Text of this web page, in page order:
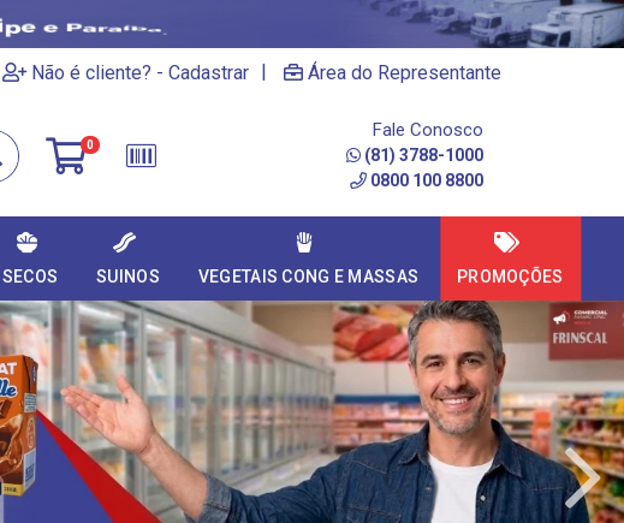
Não é cliente? - Cadastrar | Área do Representante
0
Fale Conosco
(81) 3788-1000
0800 100 8800
SECOS SUINOS VEGETAIS CONG E MASSAS PROMOÇÕES